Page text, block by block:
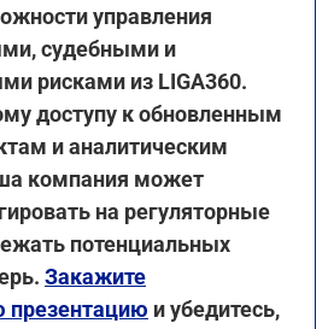
управления
судебными и
рисками из LIGA360.
доступу к обновленным
и аналитическим
компания может
на регуляторные
потенциальных
Закажите
презентацию и убедитесь,